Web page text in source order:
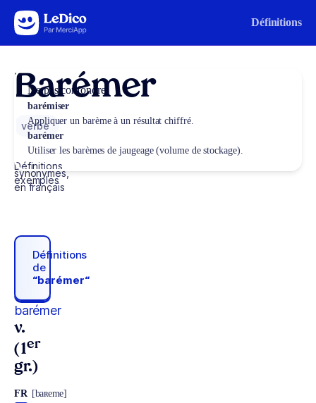
Aller au contenu Définitions
Barémer
verbe
Définitions,
synonymes,
exemples
en français
Définitions
de
“barémer“
barémer
v.
(1er
gr.)
FR [baʀeme]
Ne pas confondre
barémiser
Appliquer un barème à un résultat chiffré.
barémer
Utiliser les barèmes de jaugeage (volume de stockage).